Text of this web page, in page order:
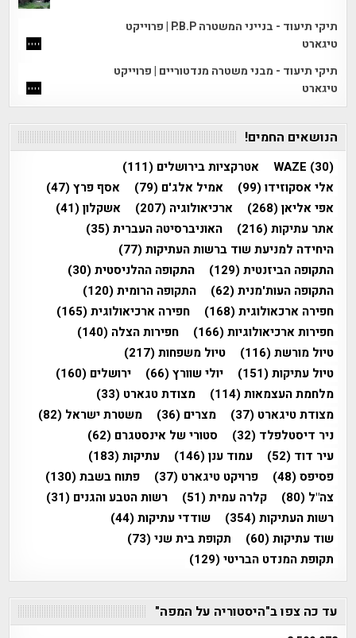
תיקי תיעוד - בנייני המשטרה P.B.P | פרוייקט
טיגארט
תיקי תיעוד - מבני משטרה מנדטוריים | פרוייקט
טיגארט
הנושאים החמים!
WAZE (30) אטרקציות בירושלים (111)
אלי אסקוזידו(99) אמיל אלג'ם (79) אסף פרץ(47)
אפי אליאן(268) ארכיאולוגיה (207) אשקלון(41)
אתר עתיקות(216) האוניברסיטה העברית(35)
היחידה למניעת שוד ברשות העתיקות(77)
התקופה הביזנטית(129) התקופה ההלניסטית(30)
התקופה העות'מנית(62) התקופה הרומית(120)
חפירה ארכאולוגית(168) חפירה ארכיאולוגית(165)
חפירות ארכיאולוגיות(166) חפירות הצלה (140)
טיול מורשת(116) טיול משפחות(217)
טיול עתיקות(151) יולי שוורץ(66) ירושלים (160)
מלחמת העצמאות(114) מצודת טגארט (33)
מצודת טיגארט (37) מצרים (36) משטרת ישראל (82)
ניר דיסטלפלד (32) סטורי של אינסטגרם (62)
עיר דוד (52) עמוד ענן(146) עתיקות(183)
פסיפס(48) פרויקט טיגארט (37) פתוח בשבת(130)
צה"ל (80) קלרה עמית(51) רשות הטבע והגנים (31)
רשות העתיקות(354) שודדי עתיקות(44)
שוד עתיקות(60) תקופת בית שני(73)
תקופת המנדט הבריטי(129)
עד כה צפו ב"היסטוריה על המפה"